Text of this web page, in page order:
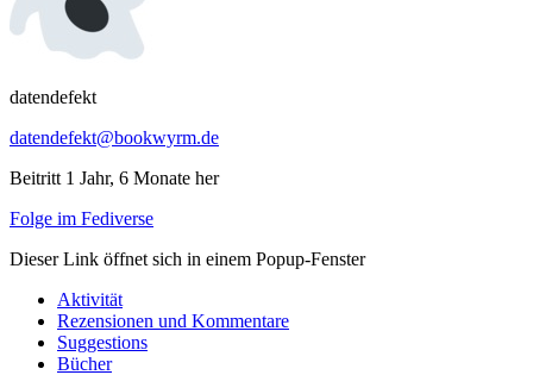
datendefekt
datendefekt@bookwyrm.de
Beitritt 1 Jahr, 6 Monate her
Folge im Fediverse
Dieser Link öffnet sich in einem Popup-Fenster
Aktivität
Rezensionen und Kommentare
Suggestions
Bücher